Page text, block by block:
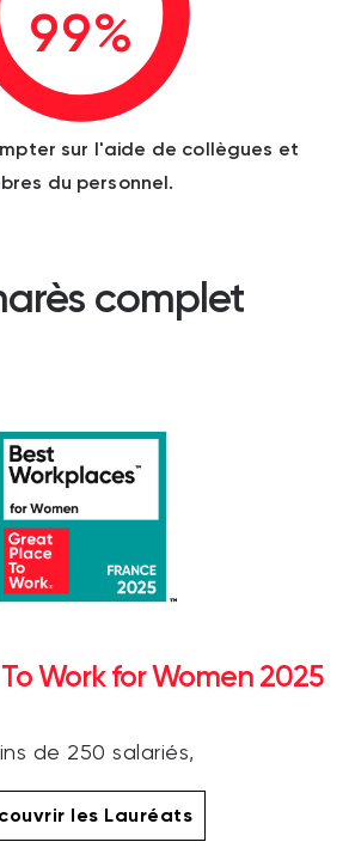
99%
sur l'aide de collègues et
du personnel.
complet
Work for Women 2025
de 250 salariés,
les Lauréats